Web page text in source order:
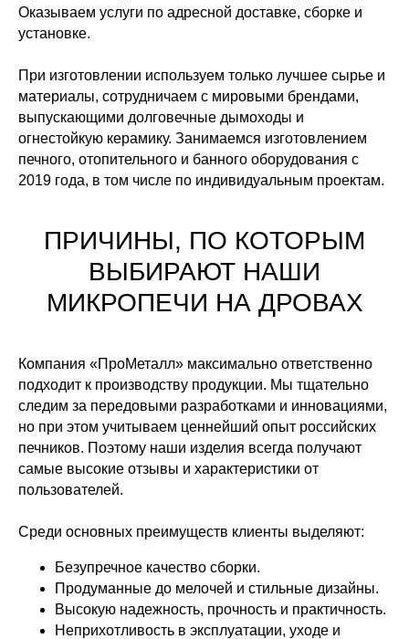
Оказываем услуги по адресной доставке, сборке и
установке.
При изготовлении используем только лучшее сырье и
материалы, сотрудничаем с мировыми брендами,
выпускающими долговечные дымоходы и
огнестойкую керамику. Занимаемся изготовлением
печного, отопительного и банного оборудования с
2019 года, в том числе по индивидуальным проектам.
ПРИЧИНЫ, ПО КОТОРЫМ
ВЫБИРАЮТ НАШИ
МИКРОПЕЧИ НА ДРОВАХ
Компания «ПроМеталл» максимально ответственно
подходит к производству продукции. Мы тщательно
следим за передовыми разработками и инновациями,
но при этом учитываем ценнейший опыт российских
печников. Поэтому наши изделия всегда получают
самые высокие отзывы и характеристики от
пользователей.
Среди основных преимуществ клиенты выделяют:
Безупречное качество сборки.
Продуманные до мелочей и стильные дизайны.
Высокую надежность, прочность и практичность.
Неприхотливость в эксплуатации, уходе и